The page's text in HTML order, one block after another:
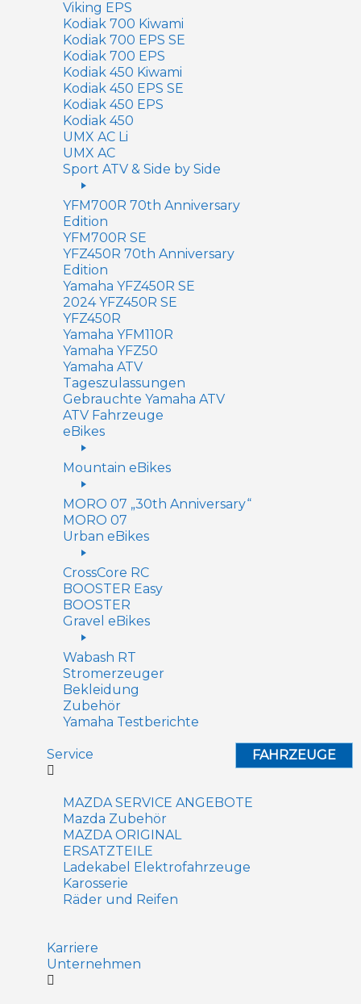
Viking EPS
Kodiak 700 Kiwami
Kodiak 700 EPS SE
Kodiak 700 EPS
Kodiak 450 Kiwami
Kodiak 450 EPS SE
Kodiak 450 EPS
Kodiak 450
UMX AC Li
UMX AC
Sport ATV & Side by Side
YFM700R 70th Anniversary
Edition
YFM700R SE
YFZ450R 70th Anniversary
Edition
Yamaha YFZ450R SE
2024 YFZ450R SE
YFZ450R
Yamaha YFM110R
Yamaha YFZ50
Yamaha ATV
Tageszulassungen
Gebrauchte Yamaha ATV
ATV Fahrzeuge
eBikes
Mountain eBikes
MORO 07 „30th Anniversary“
MORO 07
Urban eBikes
CrossCore RC
BOOSTER Easy
BOOSTER
Gravel eBikes
Wabash RT
Stromerzeuger
Bekleidung
Zubehör
Yamaha Testberichte
FAHRZEUGE
Service
MAZDA SERVICE ANGEBOTE
Mazda Zubehör
MAZDA ORIGINAL
ERSATZTEILE
Ladekabel Elektrofahrzeuge
Karosserie
Räder und Reifen
Karriere
Unternehmen